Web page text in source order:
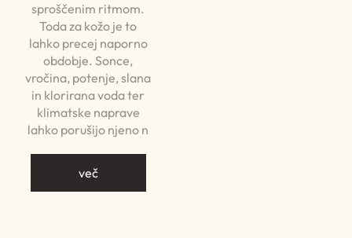
sproščenim ritmom.
Toda za kožo je to
lahko precej naporno
obdobje. Sonce,
vročina, potenje, slana
in klorirana voda ter
klimatske naprave
lahko porušijo njeno n
več